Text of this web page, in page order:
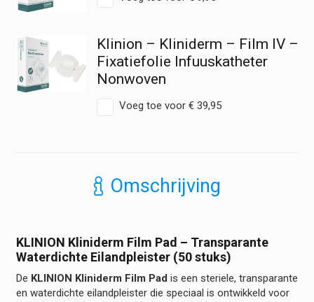
Klinion – Kliniderm – Film IV –
Fixatiefolie Infuuskatheter
Nonwoven
Voeg toe voor €39,95
Omschrijving
KLINION Kliniderm Film Pad – Transparante
Waterdichte Eilandpleister (50 stuks)
De KLINION Kliniderm Film Pad is een steriele, transparante
en waterdichte eilandpleister die speciaal is ontwikkeld voor